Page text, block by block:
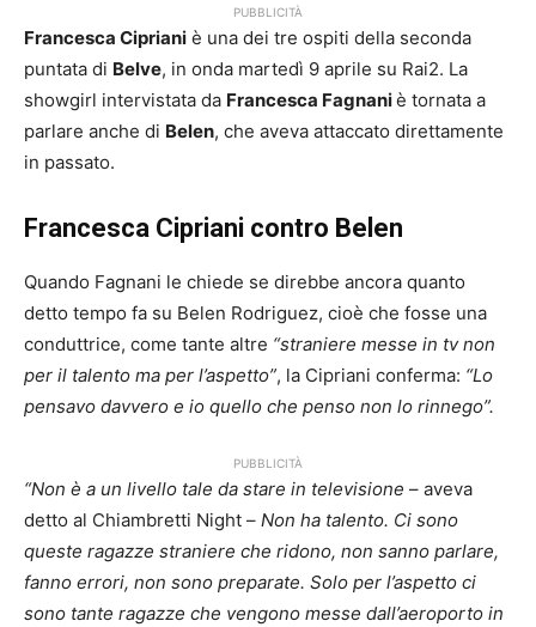
PUBBLICITÀ
Francesca Cipriani è una dei tre ospiti della seconda
puntata di Belve, in onda martedì 9 aprile su Rai2. La
showgirl intervistata da Francesca Fagnaniè tornata a
parlare anche di Belen, che aveva attaccato direttamente
in passato.
Francesca Cipriani contro Belen
Quando Fagnani le chiede se direbbe ancora quanto
detto tempo fa su Belen Rodriguez, cioè che fosse una
conduttrice, come tante altre “straniere messe in tv non
per il talento ma per l’aspetto”, la Cipriani conferma: “Lo
pensavo davvero e io quello che penso non lo rinnego”.
PUBBLICITÀ
“Non è a un livello tale da stare in televisione – aveva
detto al Chiambretti Night – Non ha talento. Ci sono
queste ragazze straniere che ridono, non sanno parlare,
fanno errori, non sono preparate. Solo per l’aspetto ci
sono tante ragazze che vengono messe dall’aeroporto in